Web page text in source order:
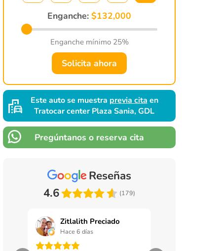
Enganche: $132,000
Enganche mínimo 25%
Solicita ahora
Este auto se muestra previa cita en
Tratocar center Plaza Sania, GDL
Pregúntanos o reserva cita
Reseñas
4.6
(179)
Zitlalith Preciado
Hace 6 días